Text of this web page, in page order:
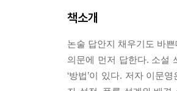
책소개
논술 답안지 채우기도 바
의문에 먼저 답한다. 소설
‘방법’이 있다. 저자 이문